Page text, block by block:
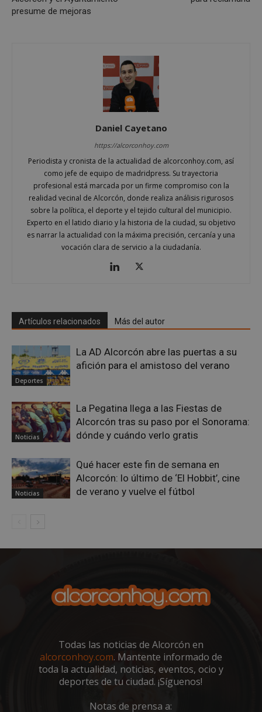
presume de mejoras
Daniel Cayetano
https://alcorconhoy.com
Periodista y cronista de la actualidad de alcorconhoy.com, así
como jefe de equipo de madridpress. Su trayectoria
profesional está marcada por un firme compromiso con la
realidad vecinal de Alcorcón, donde realiza análisis rigurosos
sobre la política, el deporte y el tejido cultural del municipio.
Experto en el latido diario y la historia de la ciudad, su objetivo
es narrar la actualidad con la máxima precisión, cercanía y una
vocación clara de servicio a la ciudadanía.
Artículos relacionados Más del autor
Deportes
La AD Alcorcón abre las puertas a su
afición para el amistoso del verano
Noticias
La Pegatina llega a las Fiestas de
Alcorcón tras su paso por el Sonorama:
dónde y cuándo verlo gratis
Noticias
Qué hacer este fin de semana en
Alcorcón: lo último de ‘El Hobbit’, cine
de verano y vuelve el fútbol
Todas las noticias de Alcorcón en
alcorconhoy.com. Mantente informado de
toda la actualidad, noticias, eventos, ocio y
deportes de tu ciudad. ¡Síguenos!
Notas de prensa a:
sp_landing
.youtube.com
sp_t
Spotify Inc.
1 año
__cf_bm
Cloudflare Inc.
.twitter.com
CookieScriptConsent
CookieScript
4 semanas 2